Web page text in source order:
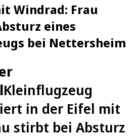
Windrad: Frau
eines
bei Nettersheim
Kleinflugzeug
in der Eifel mit
stirbt bei Absturz